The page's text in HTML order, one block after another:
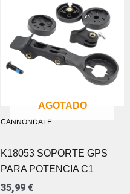
AGOTADO
CANNONDALE
K18053 SOPORTE GPS
PARA POTENCIA C1
35,99 €